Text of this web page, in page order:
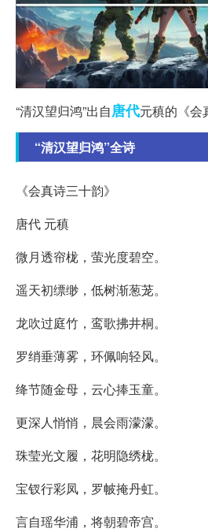
“清汉望归鸿”出自唐代元稹的《会
“清汉望归鸿”全诗
《会真诗三十韵》
唐代 元稹
微月透帘栊，萤光度碧空。
遥天初缥缈，低树渐葱茏。
龙吹过庭竹，鸾歌拂井桐。
罗绡垂薄雾，环佩响轻风。
绛节随金母，云心捧玉童。
更深人悄悄，晨会雨濛濛。
珠莹光文履，花明隐绣栊。
宝钗行彩凤，罗帔掩丹虹。
言自瑶华浦，将朝碧帝宫。